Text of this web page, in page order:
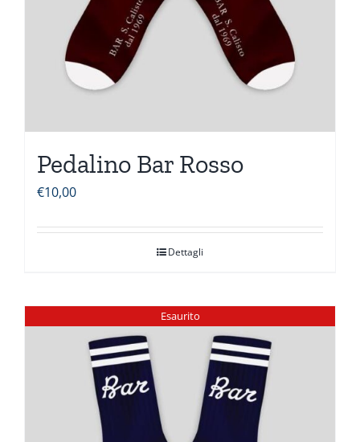
Pedalino Bar Rosso
€10,00
Dettagli
Esaurito